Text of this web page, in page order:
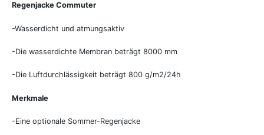
Regenjacke Commuter
-Wasserdicht und atmungsaktiv
-Die wasserdichte Membran beträgt 8000 mm
-Die Luftdurchlässigkeit beträgt 800 g/m2/24h
Merkmale
-Eine optionale Sommer-Regenjacke